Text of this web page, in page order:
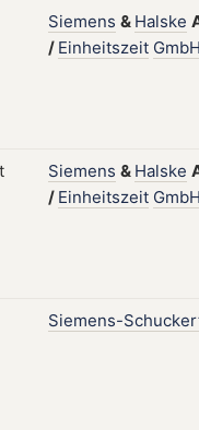
Siemens & Halske
/ Einheitszeit
Siemens & Halske
/ Einheitszeit
Siemens-